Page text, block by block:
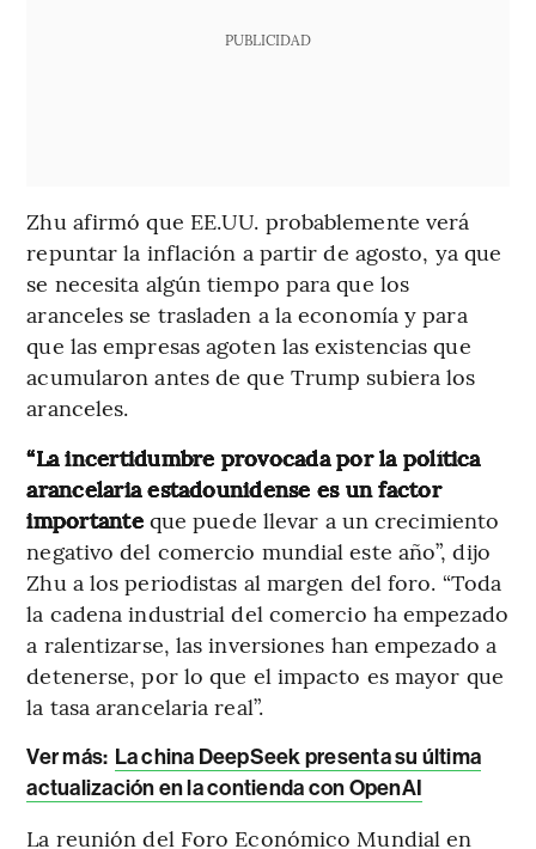
PUBLICIDAD
Zhu afirmó que EE.UU. probablemente verá
repuntar la inflación a partir de agosto, ya que
se necesita algún tiempo para que los
aranceles se trasladen a la economía y para
que las empresas agoten las existencias que
acumularon antes de que Trump subiera los
aranceles.
“La incertidumbre provocada por la política
arancelaria estadounidense es un factor
importanteque puede llevar a un crecimiento
negativo del comercio mundial este año”, dijo
Zhu a los periodistas al margen del foro. “Toda
la cadena industrial del comercio ha empezado
a ralentizarse, las inversiones han empezado a
detenerse, por lo que el impacto es mayor que
la tasa arancelaria real”.
Ver más: La china DeepSeek presenta su última
actualización en la contienda con OpenAI
La reunión del Foro Económico Mundial en